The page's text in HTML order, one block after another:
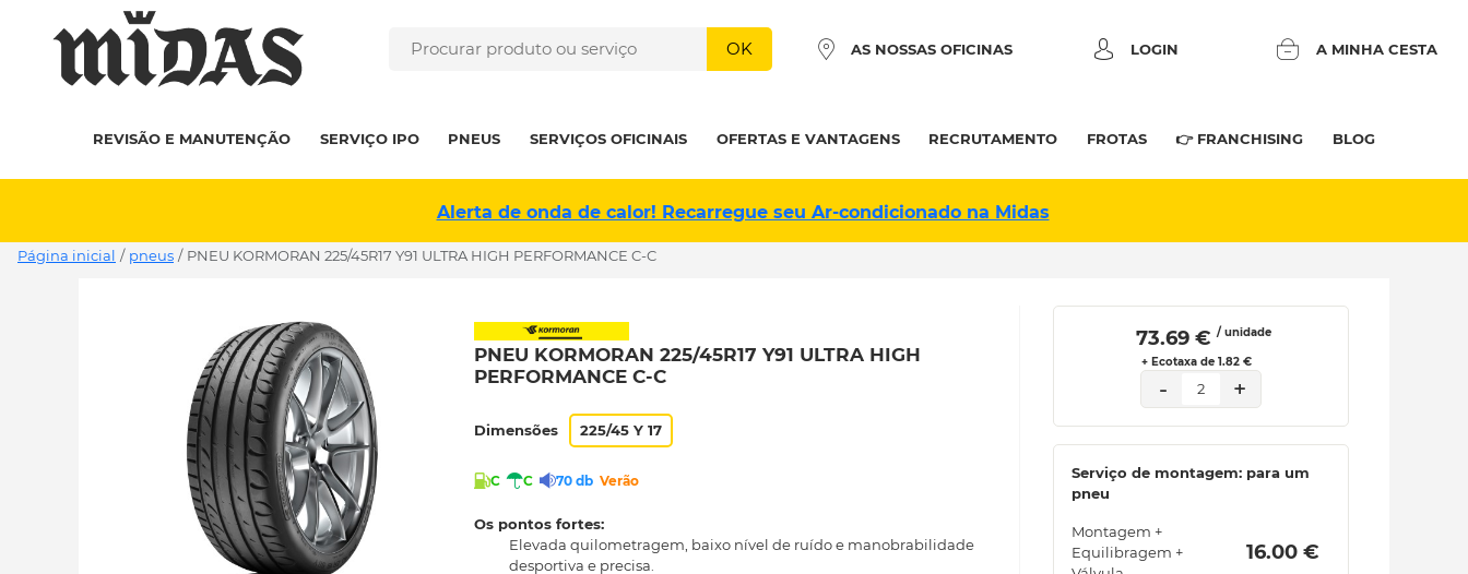
OK AS NOSSAS OFICINAS LOGIN A MINHA CESTA
REVISÃO E MANUTENÇÃO SERVIÇO IPO PNEUS SERVIÇOS OFICINAIS OFERTAS E VANTAGENS RECRUTAMENTO FROTAS 👉 FRANCHISING BLOG
Alerta de onda de calor! Recarregue seu Ar-condicionado na Midas
Página inicial / pneus / PNEU KORMORAN 225/45R17 Y91 ULTRA HIGH PERFORMANCE C-C
PNEU KORMORAN 225/45R17 Y91 ULTRA HIGH
PERFORMANCE C-C
Dimensões 225/45 Y 17
C C 70 db Verão
Os pontos fortes:
Elevada quilometragem, baixo nível de ruído e manobrabilidade
desportiva e precisa.
73.69 € / unidade
+ Ecotaxa de 1.82 €
- 2 +
Serviço de montagem: para um
pneu
Montagem +
Equilibragem +
16.00 €